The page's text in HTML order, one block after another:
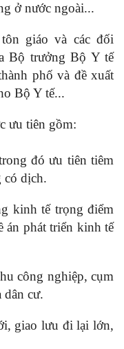
ở nước ngoài...
giáo và các đối
Bộ trưởng Bộ Y tế
phố và đề xuất
Bộ Y tế...
ưu tiên gồm:
đó ưu tiên tiêm
có dịch.
kinh tế trọng điểm
án phát triển kinh tế
công nghiệp, cụm
dân cư.
giao lưu đi lại lớn,